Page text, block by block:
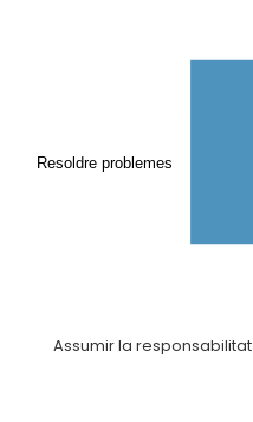
Resoldre problemes
Assumir la responsabilitat